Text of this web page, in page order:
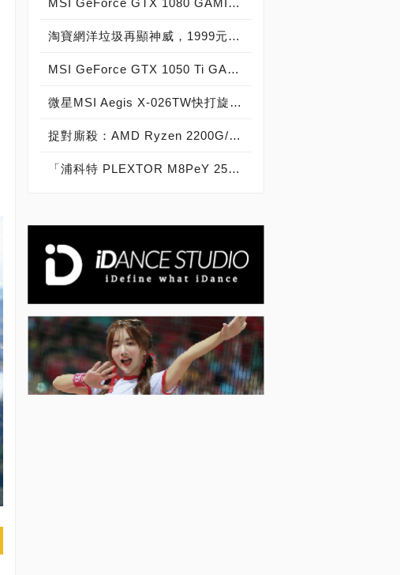
MSI GeForce GTX 1080 GAMING X 8G實測開箱，史上最強大Pascal自製顯示卡全面來襲！
淘寶網洋垃圾再顯神威，1999元買到8核心16執行緒Xeon E5-2670神器級處理器！
MSI GeForce GTX 1050 Ti GAMING X 4G實測開箱，中階電競顯示卡中的玩家精品！
微星MSI Aegis X-026TW快打旋風V同梱版實測開箱，VR電競桌機的頂尖之作！
捉對廝殺：AMD Ryzen 2200G/2400G VS Intel Core i3-8100/i5-8400
「浦科特 PLEXTOR M8PeY 256GB、512GB、1TB」實測開箱，玩家級NVMe型PCIe 3.0 x4 SSD效能實測大作戰！